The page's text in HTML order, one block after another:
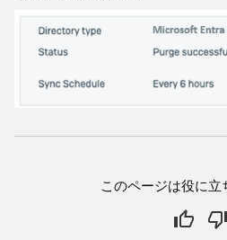
このページは役に立